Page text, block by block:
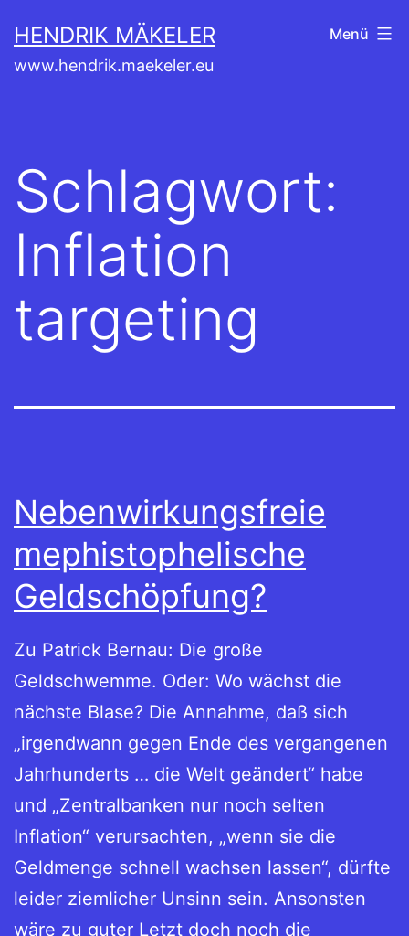
Inhalt
springen
HENDRIK MÄKELER
www.hendrik.maekeler.eu
Menü
Schlagwort:
Inflation
targeting
Nebenwirkungsfreie
mephistophelische
Geldschöpfung?
Zu Patrick Bernau: Die große
Geldschwemme. Oder: Wo wächst die
nächste Blase? Die Annahme, daß sich
„irgendwann gegen Ende des vergangenen
Jahrhunderts … die Welt geändert“ habe
und „Zentralbanken nur noch selten
Inflation“ verursachten, „wenn sie die
Geldmenge schnell wachsen lassen“, dürfte
leider ziemlicher Unsinn sein. Ansonsten
wäre zu guter Letzt doch noch die